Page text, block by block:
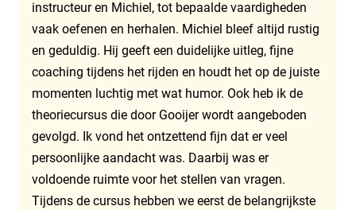
instructeur en Michiel, tot bepaalde vaardigheden
vaak oefenen en herhalen. Michiel bleef altijd rustig
en geduldig. Hij geeft een duidelijke uitleg, fijne
coaching tijdens het rijden en houdt het op de juiste
momenten luchtig met wat humor. Ook heb ik de
theoriecursus die door Gooijer wordt aangeboden
gevolgd. Ik vond het ontzettend fijn dat er veel
persoonlijke aandacht was. Daarbij was er
voldoende ruimte voor het stellen van vragen.
Tijdens de cursus hebben we eerst de belangrijkste